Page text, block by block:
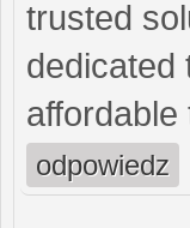
trusted
dedicated
odpowiedz